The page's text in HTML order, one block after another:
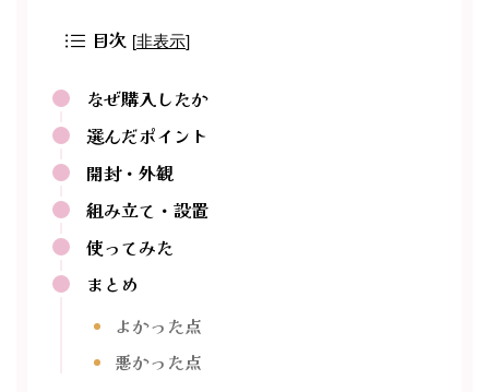
目次 [非表示]
なぜ購入したか
選んだポイント
開封・外観
組み立て・設置
使ってみた
まとめ
よかった点
悪かった点